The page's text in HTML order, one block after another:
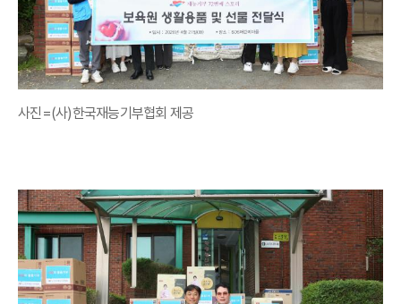
사진=(사)한국재능기부협회 제공